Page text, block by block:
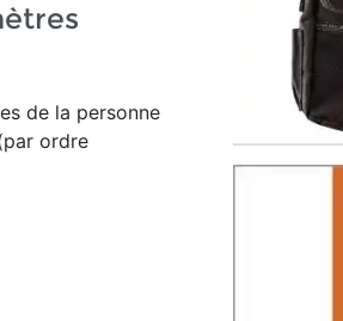
de la personne
ordre